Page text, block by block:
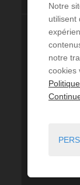
Notre
utilisent
notre
cookies